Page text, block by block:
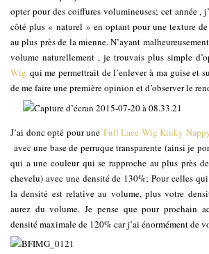
opter pour des coiffures volumineuses; cet année ,
côté plus « naturel » en optant pour une texture
au plus près de la mienne. N’ayant
volume naturellement , je trouvais plus simple
Wig qui me permettrait de l’enlever à ma guise et
de me faire une première opinion et d’observer le
J’ai donc opté pour une Full Lace Wig Kinky
avec une base de perruque transparente (ainsi je
qui a une couleur qui se rapproche au plus près
chevelu) avec une densité de 130%; Pour celles
la densité est relative au volume, plus votre
aurez du volume. Je pense que pour prochain
densité maximale de 120% car j’ai énormément de